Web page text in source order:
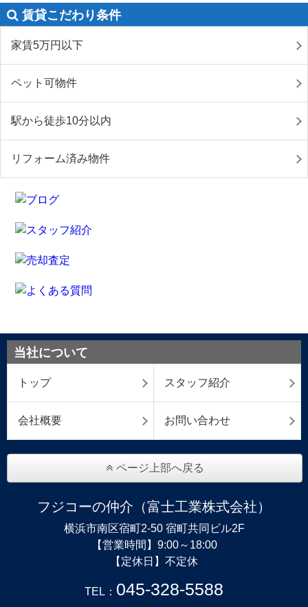
賃貸こだわり条件
家賃5万円以下
ペット可物件
駅から徒歩10分以内
リフォーム済み物件
当社について
トップ スタッフ紹介
会社概要 お問い合わせ
ページ上部へ戻る
フジコーの仲介（富士工業株式会社）
横浜市南区宿町2-50 宿町共同ビル2F
【営業時間】9:00～18:00
【定休日】不定休
TEL： 045-328-5588